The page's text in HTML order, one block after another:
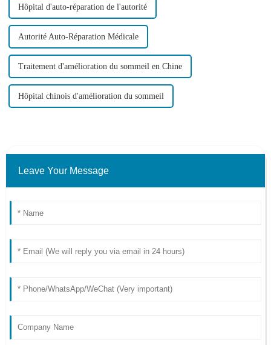
Hôpital d'auto-réparation de l'autorité
Autorité Auto-Réparation Médicale
Traitement d'amélioration du sommeil en Chine
Hôpital chinois d'amélioration du sommeil
Leave Your Message